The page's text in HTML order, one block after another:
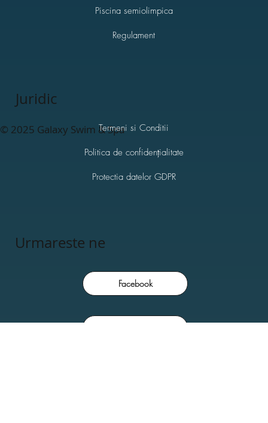
© 2025 Galaxy Swim & Spa
Urmareste ne
Facebook
Juridic
Termeni si Conditii
Politica de confidențialitate
Protectia datelor GDPR
Piscina semiolimpica
Regulament